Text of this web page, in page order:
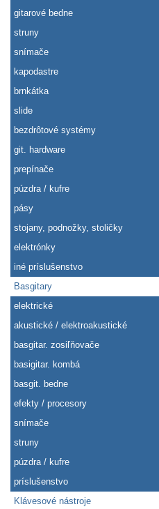
gitarové bedne
struny
snímače
kapodastre
brnkátka
slide
bezdrôtové systémy
git. hardware
prepínače
púzdra / kufre
pásy
stojany, podnožky, stoličky
elektrónky
iné príslušenstvo
Basgitary
elektrické
akustické / elektroakustické
basgitar. zosiľňovače
basigitar. kombá
basgit. bedne
efekty / procesory
snímače
struny
púzdra / kufre
príslušenstvo
Klávesové nástroje